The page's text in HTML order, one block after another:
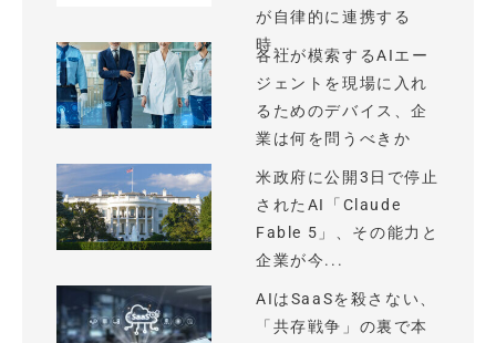
が自律的に連携する
時...
各社が模索するAIエー
ジェントを現場に入れ
るためのデバイス、企
業は何を問うべきか
米政府に公開3日で停止
されたAI「Claude
Fable 5」、その能力と
企業が今...
AIはSaaSを殺さない、
「共存戦争」の裏で本